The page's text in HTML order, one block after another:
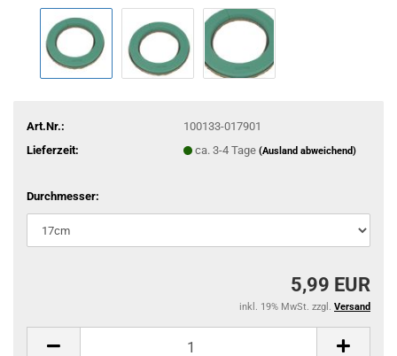
Art.Nr.:
100133-017901
Lieferzeit:
ca. 3-4 Tage (Ausland abweichend)
Durchmesser:
5,99 EUR
inkl. 19% MwSt. zzgl. Versand